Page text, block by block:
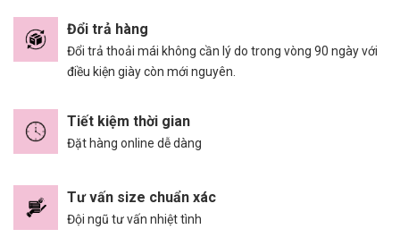
Đổi trả hàng
Đổi trả thoải mái không cần lý do trong vòng 90 ngày với
điều kiện giày còn mới nguyên.
Tiết kiệm thời gian
Đặt hàng online dễ dàng
Tư vấn size chuẩn xác
Đội ngũ tư vấn nhiệt tình